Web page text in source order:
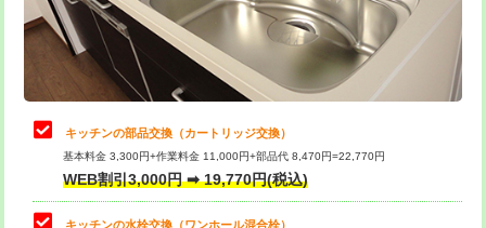
め込み）)
給水管工事※（土の掘削・埋め戻し作
11,000円
給水管工事※（塩ビ管（VP・HI）使
用/3ｍまで)
給水管工事※（塩ビ管（VP・HI）使
用（追加）/3ｍ超え)
止水・漏水調査・防水処理・清掃・修
理・調整・分解・加工など（軽作業）
11,000円
止水・漏水調査・防水処理・清掃・修
理・調整・分解・加工など（中作業）
22,000円
止水・漏水調査・防水処理・清掃・修
理・調整・分解・加工など（重作業）
33,000円
キッチンの部品交換（カートリッジ交換）
基本料金 3,300円+作業料金 11,000円+部品代 8,470円=22,770円
WEB割引3,000円 ➡ 19,770円(税込)
キッチンの水栓交換（ワンホール混合栓）